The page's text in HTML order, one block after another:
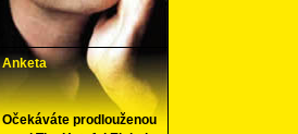
Anketa
Očekáváte prodlouženou